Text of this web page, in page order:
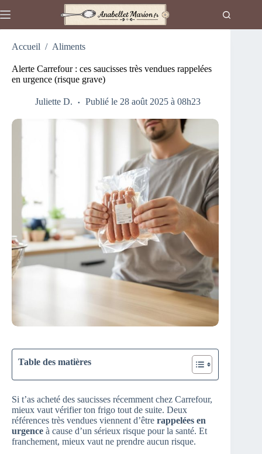
au
Accueil / Aliments
Alerte Carrefour : ces saucisses très vendues rappelées
en urgence (risque grave)
Juliette D. Publié le 28 août 2025 à 08h23
Table des matières
Si t’as acheté des saucisses récemment chez Carrefour,
mieux vaut vérifier ton frigo tout de suite. Deux
références très vendues viennent d’être rappelées en
urgence à cause d’un sérieux risque pour la santé. Et
franchement, mieux vaut ne prendre aucun risque.